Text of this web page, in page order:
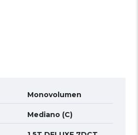
Monovolumen
Mediano (C)